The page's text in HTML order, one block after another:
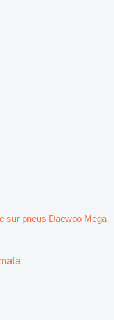
sur pneus Daewoo Mega